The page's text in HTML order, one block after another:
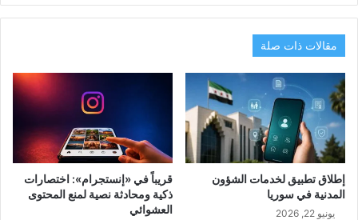
مقالات ذات صلة
إطلاق تطبيق لخدمات الشؤون
المدنية في سوريا
يونيو 22, 2026
قريباً في «إنستجرام»: اختصارات
ذكية ومحادثة نصية لمنع المحتوى
العشوائي